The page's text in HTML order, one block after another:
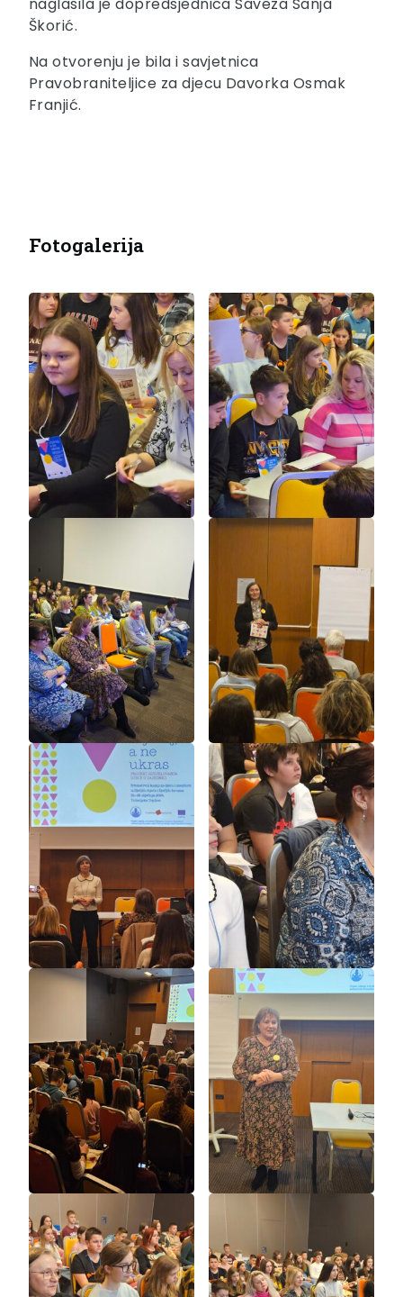
naglasila je dopredsjednica Saveza Sanja
Škorić.
Na otvorenju je bila i savjetnica
Pravobraniteljice za djecu Davorka Osmak
Franjić.
Fotogalerija